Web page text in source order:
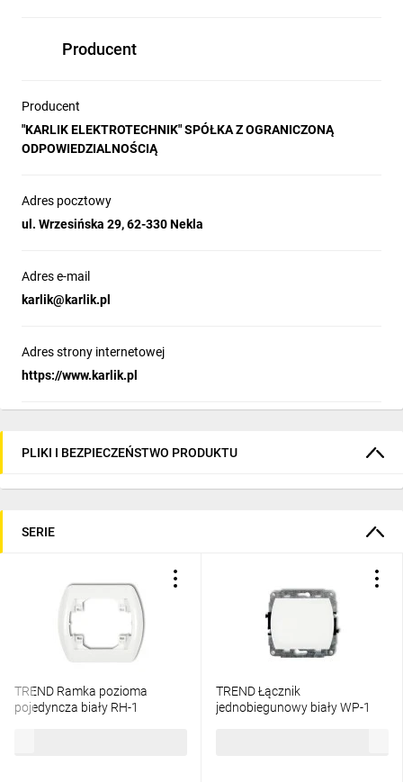
Producent
Producent
"KARLIK ELEKTROTECHNIK" SPÓŁKA Z OGRANICZONĄ
ODPOWIEDZIALNOŚCIĄ
Adres pocztowy
ul. Wrzesińska 29, 62-330 Nekla
Adres e-mail
karlik@karlik.pl
Adres strony internetowej
https://www.karlik.pl
PLIKI I BEZPIECZEŃSTWO PRODUKTU
SERIE
TREND Ramka pozioma
pojedyncza biały RH-1
TREND Łącznik
jednobiegunowy biały WP-1